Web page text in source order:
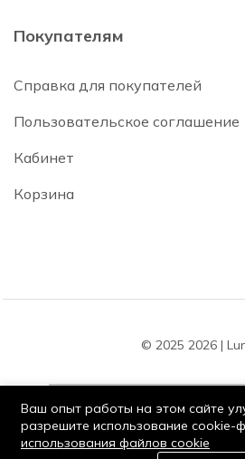
Покупателям
Справка для покупателей
Пользовательское соглашение
Кабинет
Корзина
© 2025 2026 |
Оставайся на связи:
0
Ваш опыт работы на этом сайте
разрешите использование cookie-
использования файлов cookie